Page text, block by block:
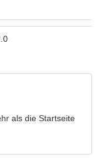
als die Startseite